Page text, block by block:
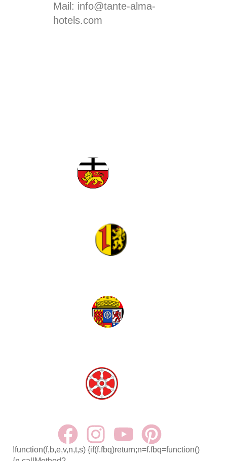
Mail: info@tante-alma-
hotels.com
!function(f,b,e,v,n,t,s) {if(f.fbq)return;n=f.fbq=function()